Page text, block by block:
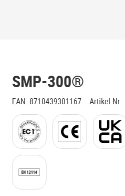
SMP-300®
EAN: 8710439301167 Artikel Nr.: